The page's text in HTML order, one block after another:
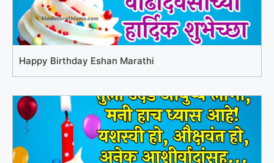
Happy Birthday Eshan Marathi